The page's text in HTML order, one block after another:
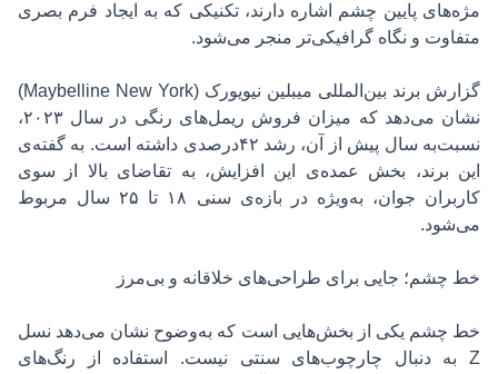
مژه‌های پایین چشم اشاره دارند، تکنیکی که به ایجاد فرم بصری
متفاوت و نگاه گرافیکی‌تر منجر می‌شود.
گزارش برند بین‌المللی میبلین نیویورک (Maybelline New York)
نشان می‌دهد که میزان فروش ریمل‌های رنگی در سال ۲۰۲۳،
نسبت‌به سال پیش از آن، رشد ۴۲درصدی داشته است. به گفته‌ی
این برند، بخش عمده‌ی این افزایش، به تقاضای بالا از سوی
کاربران جوان، به‌ویژه در بازه‌ی سنی ۱۸ تا ۲۵ سال مربوط
می‌شود.
خط چشم؛ جایی برای طراحی‌های خلاقانه و بی‌مرز
خط چشم یکی از بخش‌هایی است که به‌وضوح نشان می‌دهد نسل
Z به دنبال چارچوب‌های سنتی نیست. استفاده از رنگ‌های